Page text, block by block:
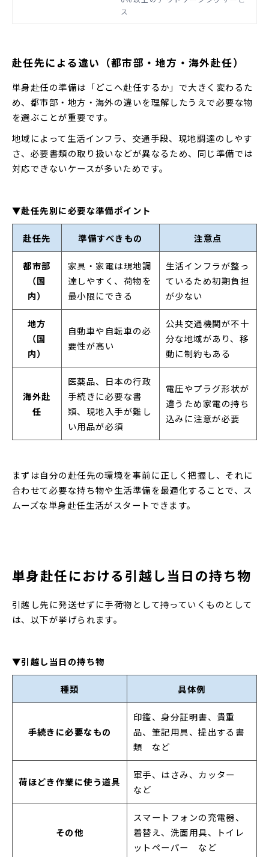
家電を購入する際には、まとまった
費用が必要なことから、従業員の負
は、単身赴任に必要な家具・家電や
の注意点について解説します。
ス
赴任先による違い（都市部・地方・海外赴任）
単身赴任の準備は「どこへ赴任するか」で大きく変わるた
め、都市部・地方・海外の違いを理解したうえで必要な物
を選ぶことが重要です。
地域によって生活インフラ、交通手段、現地調達のしやす
さ、必要書類の取り扱いなどが異なるため、同じ準備では
対応できないケースが多いためです。
▼赴任先別に必要な準備ポイント
赴任先 準備すべきもの 注意点
都市部
（国
内）
家具・家電は現地調
達しやすく、荷物を
最小限にできる
生活インフラが整っ
ているため初期負担
が少ない
地方
（国
内）
自動車や自転車の必
要性が高い
公共交通機関が不十
分な地域があり、移
動に制約もある
海外赴
任
医薬品、日本の行政
手続きに必要な書
類、現地入手が難し
い用品が必須
電圧やプラグ形状が
違うため家電の持ち
込みに注意が必要
まずは自分の赴任先の環境を事前に正しく把握し、それに
合わせて必要な持ち物や生活準備を最適化することで、ス
ムーズな単身赴任生活がスタートできます。
単身赴任における引越し当日の持ち物
引越し先に発送せずに手荷物として持っていくものとして
は、以下が挙げられます。
▼引越し当日の持ち物
種類 具体例
手続きに必要なもの
印鑑、身分証明書、貴重
品、筆記用具、提出する書
類 など
荷ほどき作業に使う道具
軍手、はさみ、カッター
など
その他
スマートフォンの充電器、
着替え、洗面用具、トイレ
ットペーパー など